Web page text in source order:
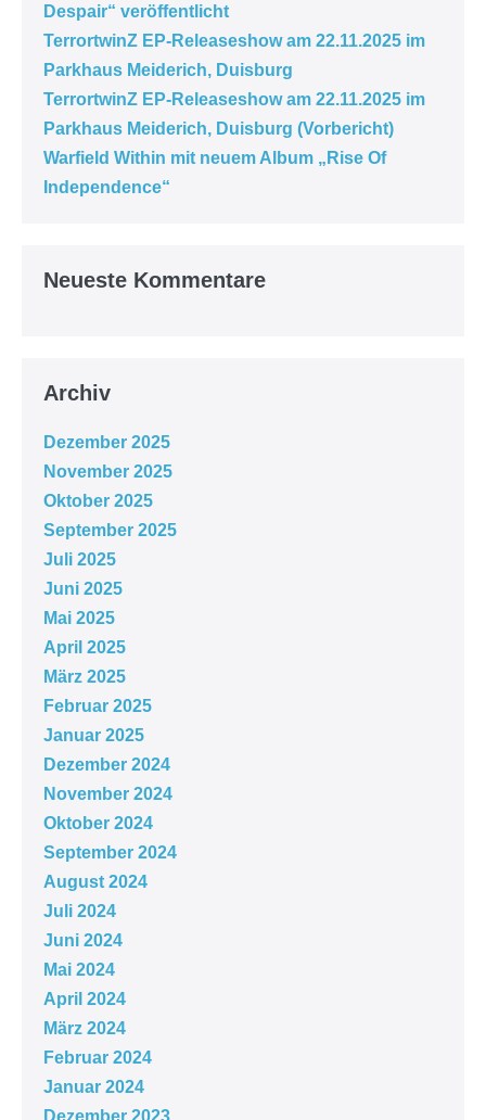
Despair“ veröffentlicht
TerrortwinZ EP-Releaseshow am 22.11.2025 im
Parkhaus Meiderich, Duisburg
TerrortwinZ EP-Releaseshow am 22.11.2025 im
Parkhaus Meiderich, Duisburg (Vorbericht)
Warfield Within mit neuem Album „Rise Of
Independence“
Neueste Kommentare
Archiv
Dezember 2025
November 2025
Oktober 2025
September 2025
Juli 2025
Juni 2025
Mai 2025
April 2025
März 2025
Februar 2025
Januar 2025
Dezember 2024
November 2024
Oktober 2024
September 2024
August 2024
Juli 2024
Juni 2024
Mai 2024
April 2024
März 2024
Februar 2024
Januar 2024
Dezember 2023